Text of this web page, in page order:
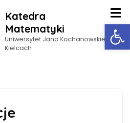
Katedra
Matematyki
Uniwersytet Jana Kochanowskiego w
Kielcach